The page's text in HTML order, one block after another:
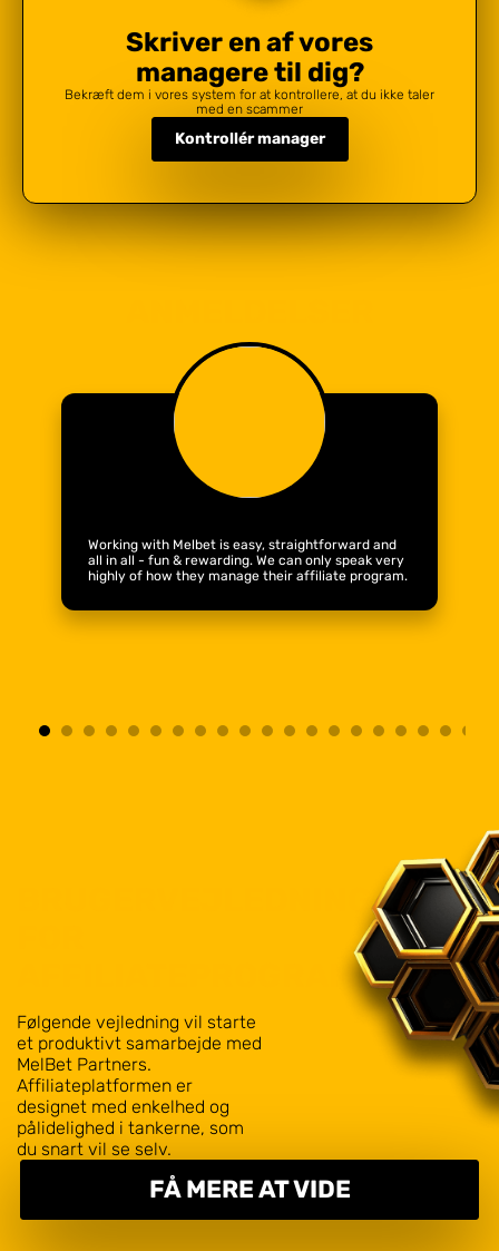
Skriver en af vores
managere til dig?
Bekræft dem i vores system for at kontrollere, at du ikke taler
med en scammer
Kontrollér manager
Working with Melbet is easy, straightforward and
all in all - fun & rewarding. We can only speak very
highly of how they manage their affiliate program.
BRUGERVEJLEDNING
Følgende vejledning vil starte
et produktivt samarbejde med
MelBet Partners.
Affiliateplatformen er
designet med enkelhed og
pålidelighed i tankerne, som
du snart vil se selv.
FÅ MERE AT VIDE